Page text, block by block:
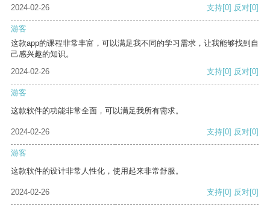
2024-02-26 支持[0] 反对[0]
游客
这款app的课程非常丰富，可以满足我不同的学习需求，让我能够找到自
己感兴趣的知识。
2024-02-26
支持[0] 反对[0]
游客
这款软件的功能非常全面，可以满足我所有需求。
2024-02-26 支持[0] 反对[0]
游客
这款软件的设计非常人性化，使用起来非常舒服。
2024-02-26 支持[0] 反对[0]